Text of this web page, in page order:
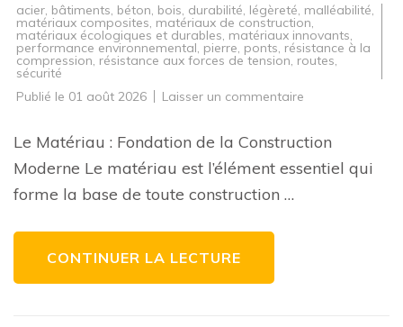
acier, bâtiments, béton, bois, durabilité, légèreté, malléabilité,
matériaux composites, matériaux de construction,
matériaux écologiques et durables, matériaux innovants,
performance environnemental, pierre, ponts, résistance à la
compression, résistance aux forces de tension, routes,
sécurité
Publié le 01 août 2026 Laisser un commentaire
Bon
Matériau
Clé
Le Matériau : Fondation de la Construction
Moderne Le matériau est l’élément essentiel qui
forme la base de toute construction …
CONTINUER LA LECTURE